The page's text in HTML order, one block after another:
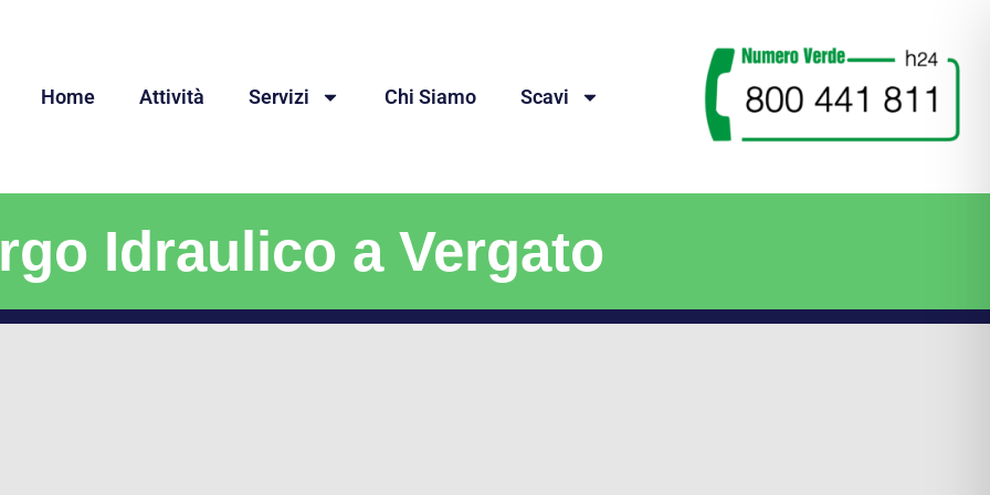
Home Attività Servizi Chi Siamo Scavi
Idraulico a Vergato